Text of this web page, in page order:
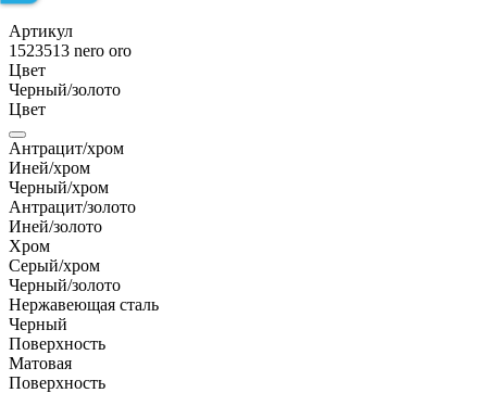
Артикул
1523513 nero oro
Цвет
Черный/золото
Цвет
Антрацит/хром
Иней/хром
Черный/хром
Антрацит/золото
Иней/золото
Хром
Серый/хром
Черный/золото
Нержавеющая сталь
Черный
Поверхность
Матовая
Поверхность